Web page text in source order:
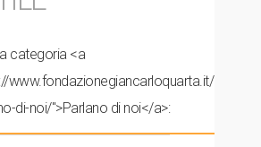
categoria <a
www.fondazionegiancarloquarta.it/press-
di-noi/">Parlano di noi</a>: